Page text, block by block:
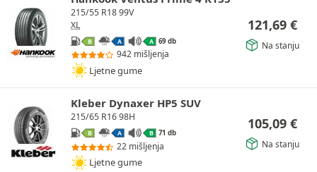
215/55 R18 99V
XL
B A A 69 db
942 mišljenja
Ljetne gume
121,69 €
Na stanju
Kleber Dynaxer HP5 SUV
215/65 R16 98H
B A B 71 db
22 mišljenja
Ljetne gume
105,09 €
Na stanju